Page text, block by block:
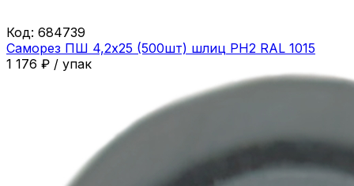
Код: 684739
Саморез ПШ 4,2х25 (500шт) шлиц PH2 RAL 1015
1 176 ₽ / упак